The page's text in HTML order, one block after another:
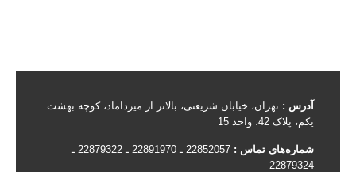
آدرس :تهران، خیابان شریعتی، بالاتر از میرداماد، کوچه بهشت
یکم، پلاک 42، واحد 15
شماره‌های تماس :
22852057 ـ 22891970 ـ 22879322 ـ
22879324